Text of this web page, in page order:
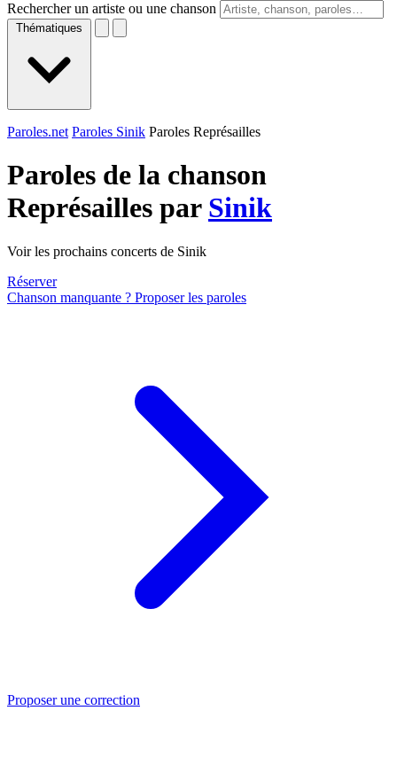
Rechercher un artiste ou une chanson
Thématiques
Paroles.net Paroles Sinik Paroles Représailles
Paroles de la chanson
Représailles par Sinik
Voir les prochains concerts de Sinik
Réserver
Chanson manquante ? Proposer les paroles
Proposer une correction